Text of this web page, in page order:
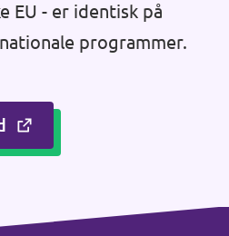
EU - er identisk på
programmer.